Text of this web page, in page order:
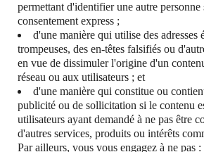
permettant d'identifier une autre personne
consentement express ;
d'une manière qui utilise des adresses
trompeuses, des en-têtes falsifiés ou
en vue de dissimuler l'origine d'un
réseau ou aux utilisateurs ; et
d'une manière qui constitue ou
publicité ou de sollicitation si le contenu
utilisateurs ayant demandé à ne pas être
d'autres services, produits ou intérêts
Par ailleurs, vous vous engagez à ne pas :